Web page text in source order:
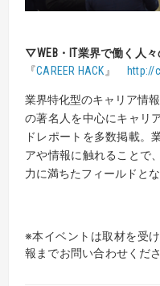
▽WEB・IT業界で働く人
『CAREER HACK 』 http://
業界特化型のキャリア情
の著名人を中心にキャリ
ドレポートを多数掲載。
アや情報に触れることで
力に満ちたフィールドと
※本イベントは取材を受
報までお問い合わせくださ